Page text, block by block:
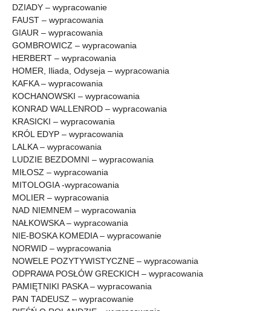
DZIADY – wypracowanie
FAUST – wypracowania
GIAUR – wypracowania
GOMBROWICZ – wypracowania
HERBERT – wypracowania
HOMER, Iliada, Odyseja – wypracowania
KAFKA – wypracowania
KOCHANOWSKI – wypracowania
KONRAD WALLENROD – wypracowania
KRASICKI – wypracowania
KRÓL EDYP – wypracowania
LALKA – wypracowania
LUDZIE BEZDOMNI – wypracowania
MIŁOSZ – wypracowania
MITOLOGIA -wypracowania
MOLIER – wypracowania
NAD NIEMNEM – wypracowania
NAŁKOWSKA – wypracowania
NIE-BOSKA KOMEDIA – wypracowanie
NORWID – wypracowania
NOWELE POZYTYWISTYCZNE – wypracowania
ODPRAWA POSŁÓW GRECKICH – wypracowania
PAMIĘTNIKI PASKA – wypracowania
PAN TADEUSZ – wypracowanie